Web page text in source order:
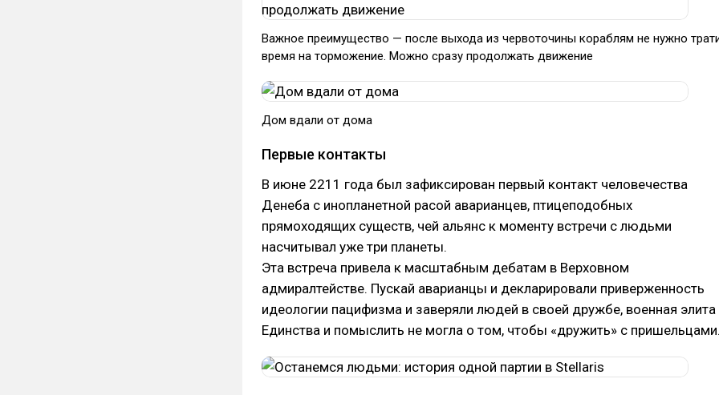
Важное преимущество — после выхода из червоточины кораблям не нужно
время на торможение. Можно сразу продолжать движение
Дом вдали от дома
Первые контакты
В июне 2211 года был зафиксирован первый контакт человечества
Денеба с инопланетной расой аварианцев, птицеподобных
прямоходящих существ, чей альянс к моменту встречи с людьми
насчитывал уже три планеты.
Эта встреча привела к масштабным дебатам в Верховном
адмиралтействе. Пускай аварианцы и декларировали приверженность
идеологии пацифизма и заверяли людей в своей дружбе, военная элита
Единства и помыслить не могла о том, чтобы «дружить» с